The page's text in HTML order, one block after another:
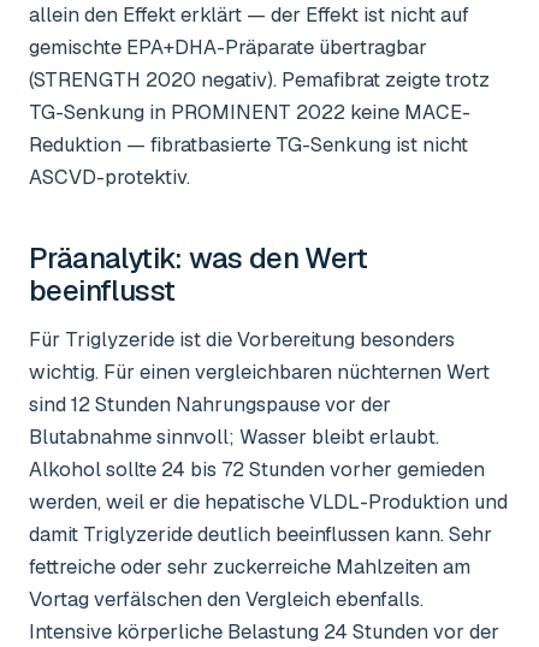
allein den Effekt erklärt — der Effekt ist nicht auf
gemischte EPA+DHA-Präparate übertragbar
(STRENGTH 2020 negativ). Pemafibrat zeigte trotz
TG-Senkung in PROMINENT 2022 keine MACE-
Reduktion — fibratbasierte TG-Senkung ist nicht
ASCVD-protektiv.
Präanalytik: was den Wert
beeinflusst
Für Triglyzeride ist die Vorbereitung besonders
wichtig. Für einen vergleichbaren nüchternen Wert
sind 12 Stunden Nahrungspause vor der
Blutabnahme sinnvoll; Wasser bleibt erlaubt.
Alkohol sollte 24 bis 72 Stunden vorher gemieden
werden, weil er die hepatische VLDL-Produktion und
damit Triglyzeride deutlich beeinflussen kann. Sehr
fettreiche oder sehr zuckerreiche Mahlzeiten am
Vortag verfälschen den Vergleich ebenfalls.
Intensive körperliche Belastung 24 Stunden vor der